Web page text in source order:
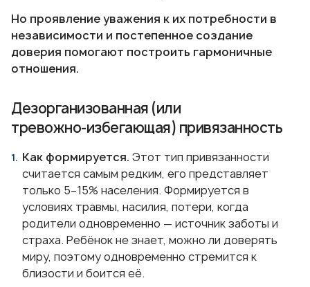
Но проявление уважения к их потребности в
независимости и постепенное создание
доверия помогают построить гармоничные
отношения.
Дезорганизованная (или
тревожно‑избегающая) привязанность
Как формируется. Этот тип привязанности
считается самым редким, его представляет
только 5–15% населения. Формируется в
условиях травмы, насилия, потери, когда
родители одновременно — источник заботы и
страха. Ребёнок не знает, можно ли доверять
миру, поэтому одновременно стремится к
близости и боится её.